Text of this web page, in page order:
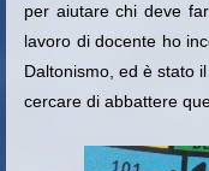
per aiutare chi deve
lavoro di docente ho
Daltonismo, ed è stato
cercare di abbattere